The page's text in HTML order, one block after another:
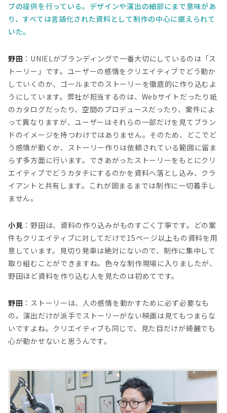
ブの提供を行っている。デザインや演出の細部にまで意味があ
り、すべては言語化された資料として制作の中心に据えられて
いた。
野田 ：UNIELがブランディングで一番大切にしているのは「ス
トーリー」です。ユーザーの感情をクリエイティブでどう動か
していくのか、ゴールまでのストーリーを徹底的に作り込むよ
うにしています。弊社が担当するのは、Webサイトだったり紙
のカタログだったり、空間のプロデュースだったり、案件によ
って異なりますが、ユーザーはそれらの一部だけを見てブラン
ドのイメージを持つわけではありません。そのため、どこでど
う感情が動くか、ストーリー作りは依頼されている範囲に留ま
らず多方面に行います。できあがったストーリーをもとにクリ
エイティブでどうカタチにするのかを資料へ落とし込み、クラ
イアントと共有します。これが固まるまでは制作に一切着手し
ません。
小見 ：野田は、資料の作り込みがものすごく丁寧です。どの案
件もクリエイティブに対してだけで15ページ以上もの資料を用
意しています。見切り発車は絶対にないので、制作に集中して
取り組むことができますね。色々な制作現場に入りましたが、
野田ほど資料を作り込む人を見たのは初めてです。
野田 ：ストーリーは、人の感情を動かすために必ず必要なも
の。演出だけが派手でストーリーがない映画は見てもつまらな
いですよね。クリエイティブも同じで、見た目だけが綺麗でも
心が動かせないと思うんです。